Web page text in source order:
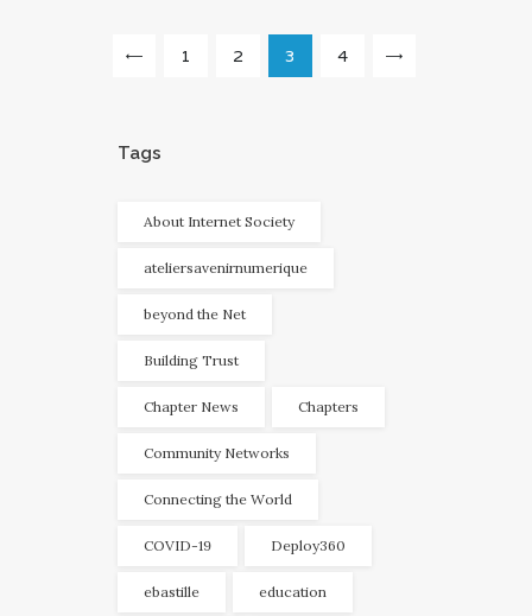
des
<
PAGE
1 PAGE
2 PAGE
3 PAGE
4
Tags
About Internet Society
ateliersavenirnumerique
beyond the Net
Building Trust
Chapter News Chapters
Community Networks
Connecting the World
COVID-19 Deploy360
ebastille education